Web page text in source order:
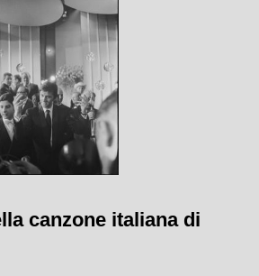
canzone italiana di